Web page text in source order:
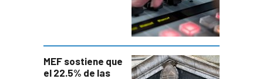
MEF sostiene que
el 22.5% de las